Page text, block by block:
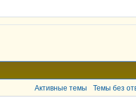
Активные темы Темы без